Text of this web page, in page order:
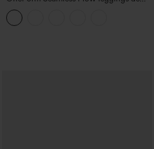
yoga de talle alto con control abdominal
y realce de glúteos